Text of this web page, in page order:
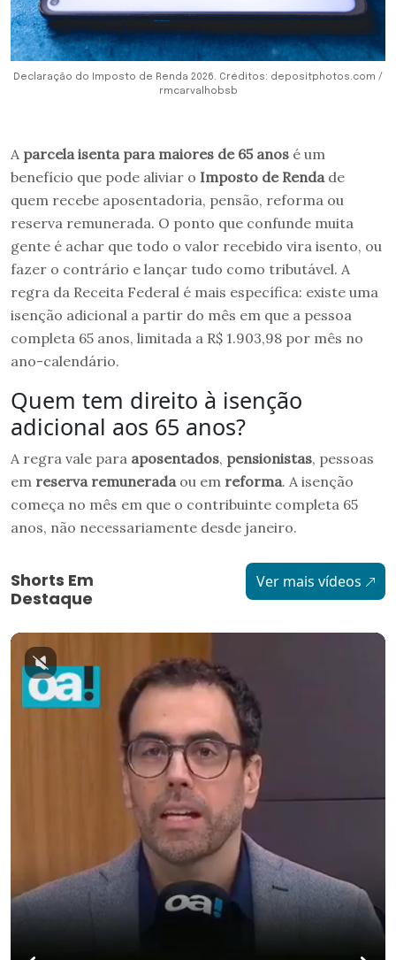
Declaração do Imposto de Renda 2026. Créditos: depositphotos.com /
rmcarvalhobsb
A parcela isenta para maiores de 65 anos é um
benefício que pode aliviar o Imposto de Renda de
quem recebe aposentadoria, pensão, reforma ou
reserva remunerada. O ponto que confunde muita
gente é achar que todo o valor recebido vira isento, ou
fazer o contrário e lançar tudo como tributável. A
regra da Receita Federal é mais específica: existe uma
isenção adicional a partir do mês em que a pessoa
completa 65 anos, limitada a R$ 1.903,98 por mês no
ano-calendário.
Quem tem direito à isenção
adicional aos 65 anos?
A regra vale para aposentados, pensionistas, pessoas
em reserva remunerada ou em reforma. A isenção
começa no mês em que o contribuinte completa 65
anos, não necessariamente desde janeiro.
Shorts Em
Destaque
Ver mais vídeos